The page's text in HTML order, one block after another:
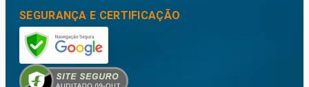
SEGURANÇA E CERTIFICAÇÃO